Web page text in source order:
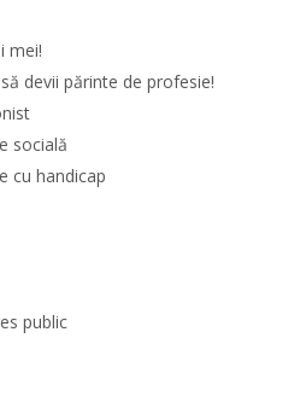
mei!
devii părinte de profesie!
socială
cu handicap
public